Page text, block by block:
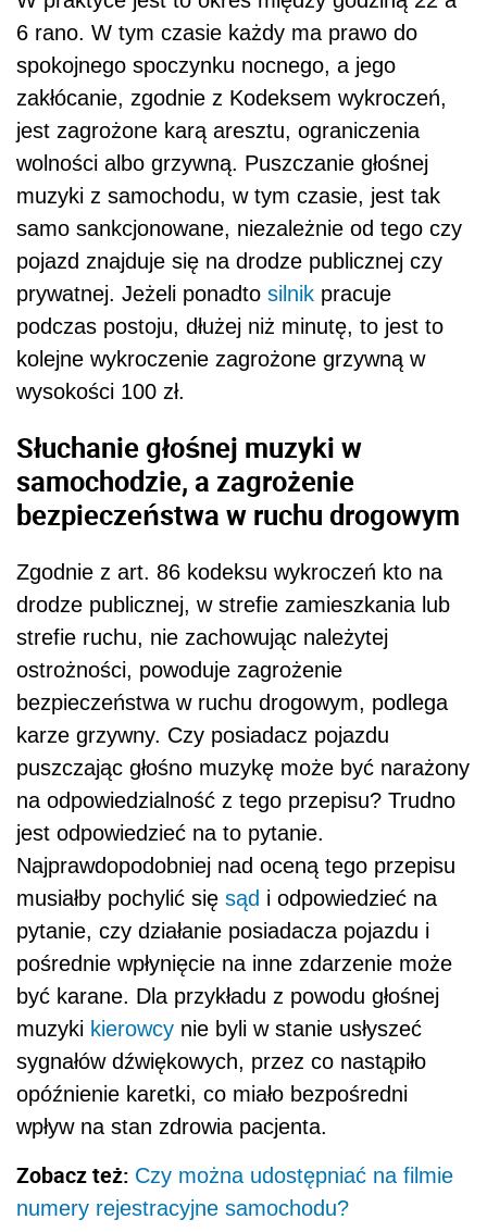
6 rano. W tym czasie każdy ma prawo do
spokojnego spoczynku nocnego, a jego
zakłócanie, zgodnie z Kodeksem wykroczeń,
jest zagrożone karą aresztu, ograniczenia
wolności albo grzywną. Puszczanie głośnej
muzyki z samochodu, w tym czasie, jest tak
samo sankcjonowane, niezależnie od tego czy
pojazd znajduje się na drodze publicznej czy
prywatnej. Jeżeli ponadto silnik pracuje
podczas postoju, dłużej niż minutę, to jest to
kolejne wykroczenie zagrożone grzywną w
wysokości 100 zł.
Słuchanie głośnej muzyki w
samochodzie, a zagrożenie
bezpieczeństwa w ruchu drogowym
Zgodnie z art. 86 kodeksu wykroczeń kto na
drodze publicznej, w strefie zamieszkania lub
strefie ruchu, nie zachowując należytej
ostrożności, powoduje zagrożenie
bezpieczeństwa w ruchu drogowym, podlega
karze grzywny. Czy posiadacz pojazdu
puszczając głośno muzykę może być narażony
na odpowiedzialność z tego przepisu? Trudno
jest odpowiedzieć na to pytanie.
Najprawdopodobniej nad oceną tego przepisu
musiałby pochylić się sąd i odpowiedzieć na
pytanie, czy działanie posiadacza pojazdu i
pośrednie wpłynięcie na inne zdarzenie może
być karane. Dla przykładu z powodu głośnej
muzyki kierowcy nie byli w stanie usłyszeć
sygnałów dźwiękowych, przez co nastąpiło
opóźnienie karetki, co miało bezpośredni
wpływ na stan zdrowia pacjenta.
Zobacz też: Czy można udostępniać na filmie
numery rejestracyjne samochodu?